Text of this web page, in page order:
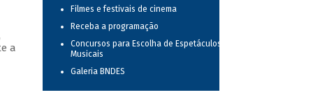
a
Filmes e festivais de cinema
Receba a programação
Concursos para Escolha de Espetáculos
Musicais
Galeria BNDES